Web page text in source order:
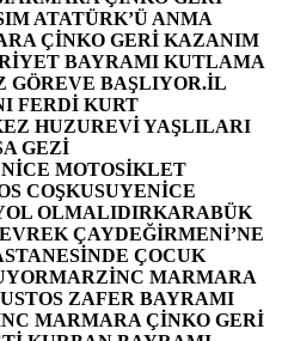
ATATÜRK’Ü ANMA
ÇİNKO GERİ KAZANIM
BAYRAMI KUTLAMA
GÖREVE BAŞLIYOR.İL
FERDİ KURT
HUZUREVİ YAŞLILARI
GEZİ
MOTOSİKLET
COŞKUSUYENİCE
OLMALIDIRKARABÜK
ÇAYDEĞİRMENİ’NE
ÇOCUK
MARZİNC MARMARA
ZAFER BAYRAMI
MARMARA ÇİNKO GERİ